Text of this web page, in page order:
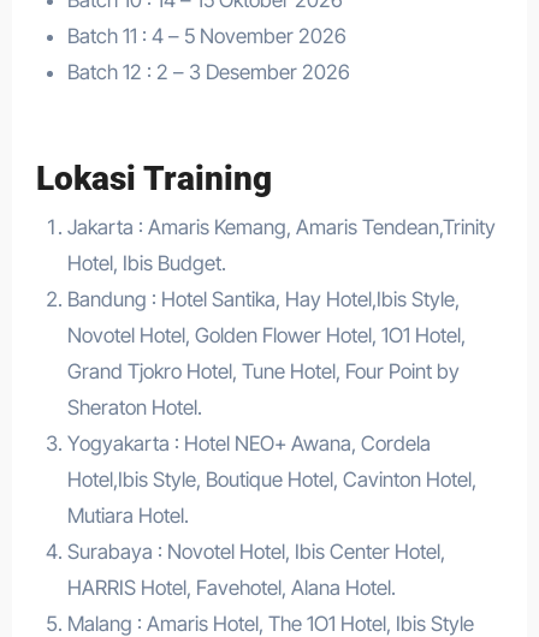
Batch 11 : 4 – 5 November 2026
Batch 12 : 2 – 3 Desember 2026
Lokasi Training
Jakarta : Amaris Kemang, Amaris Tendean,Trinity
Hotel, Ibis Budget.
Bandung : Hotel Santika, Hay Hotel,Ibis Style,
Novotel Hotel, Golden Flower Hotel, 1O1 Hotel,
Grand Tjokro Hotel, Tune Hotel, Four Point by
Sheraton Hotel.
Yogyakarta : Hotel NEO+ Awana, Cordela
Hotel,Ibis Style, Boutique Hotel, Cavinton Hotel,
Mutiara Hotel.
Surabaya : Novotel Hotel, Ibis Center Hotel,
HARRIS Hotel, Favehotel, Alana Hotel.
Malang : Amaris Hotel, The 1O1 Hotel, Ibis Style